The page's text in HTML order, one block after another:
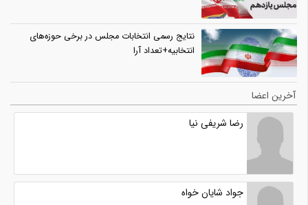
نتایج رسمی انتخابات مجلس در برخی حوزه‌های
انتخابیه+تعداد آرا
آخرین اعضا
رضا شریفی نیا
جواد شایان خواه